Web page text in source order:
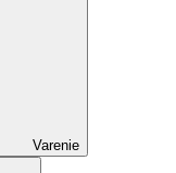
Varenie